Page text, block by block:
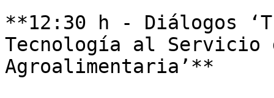
**12:30 h - Diálogos
Tecnología al
Agroalimentaria’**